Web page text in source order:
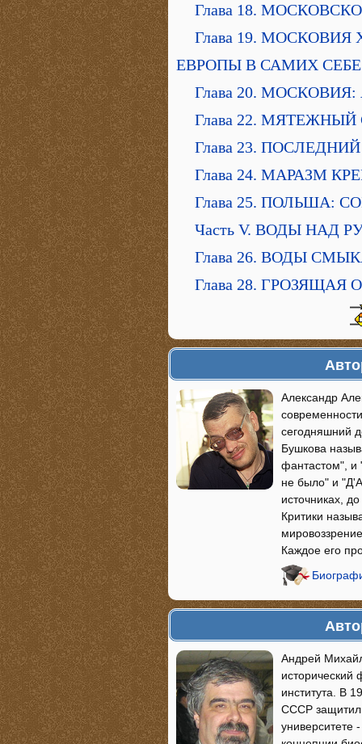
Глава 18.
Глава 19.
ЕВРОПЫ В САМИХ СЕБЕ
Глава 20.
Глава 22.
Глава 23.
Глава 24. МАРАЗМ
Глава 25. ПОЛЬША:
Часть V. ВОДЫ НАД
Глава 26. ВОДЫ
Глава 28. ГРОЗЯЩАЯ
Александр
сегодняшний
Бушкова
фантастом", и
не было" и
источниках,
Критики
Каждое его
Андрей
исторический
института. В
СССР защитил
университете